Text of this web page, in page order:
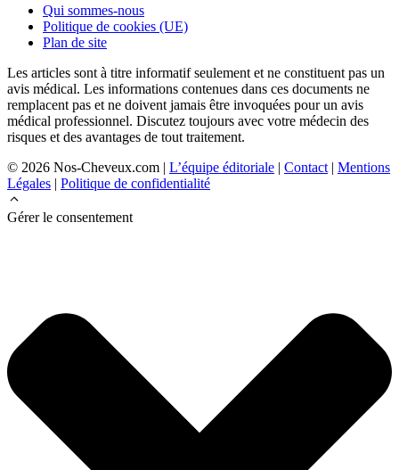
Qui sommes-nous
Politique de cookies (UE)
Plan de site
Les articles sont à titre informatif seulement et ne constituent pas un
avis médical. Les informations contenues dans ces documents ne
remplacent pas et ne doivent jamais être invoquées pour un avis
médical professionnel. Discutez toujours avec votre médecin des
risques et des avantages de tout traitement.
© 2026 Nos-Cheveux.com | L’équipe éditoriale | Contact | Mentions
Légales | Politique de confidentialité
Gérer le consentement